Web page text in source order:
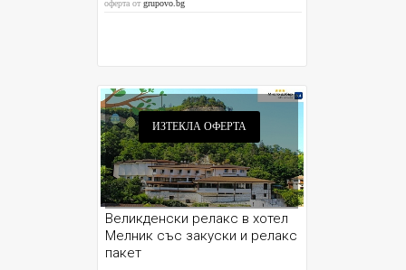
оферта отgrupovo.bg
ИЗТЕКЛА ОФЕРТА
Великденски релакс в хотел
Мелник със закуски и релакс
пакет